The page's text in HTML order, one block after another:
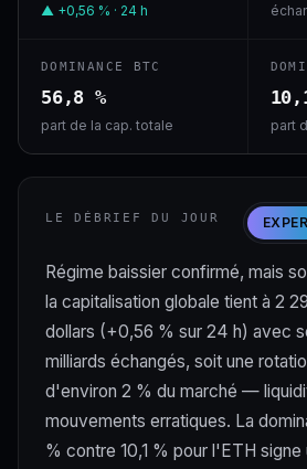
▲ +0,56 % · 24 h
DOMINANCE BTC
56,8 %
part de la cap. totale part
LE DÉBRIEF DU JOUR
Régime baissier confirmé, mais
la capitalisation globale tient à 2
dollars (+0,56 % sur 24 h) avec
milliards échangés, soit une
d'environ 2 % du marché —
mouvements erratiques. La
% contre 10,1 % pour l'ETH signe